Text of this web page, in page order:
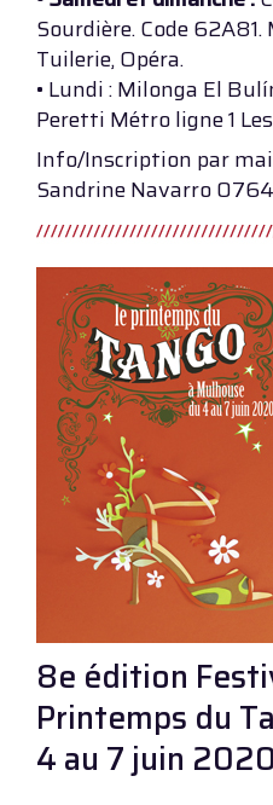
Sourdière. Code
Tuilerie, Opéra.
• Lundi : Milonga El
Peretti Métro ligne 1
Info/Inscription par
Sandrine Navarro
8e édition
Printemps du
4 au 7 juin 2020